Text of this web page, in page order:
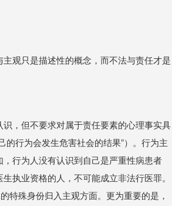
观只是描述性的概念，而不法与责任才是
，但不要求对属于责任要素的心理事实具
行为会发生危害社会的结果”）。行为主
行为人没有认识到自己是严重性病患者
执业资格的人，不可能成立非法行医罪。
特殊身份归入主观方面。更为重要的是，